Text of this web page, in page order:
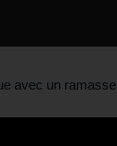
avec un